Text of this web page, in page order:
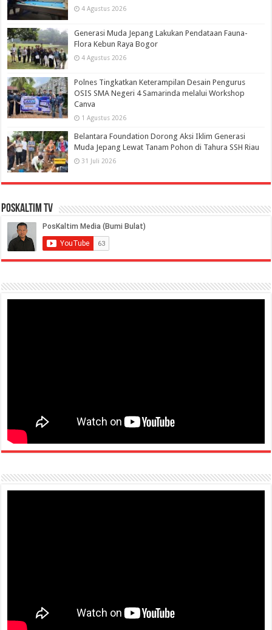
4 Agustus 2026
Generasi Muda Jepang Lakukan Pendataan Fauna-
Flora Kebun Raya Bogor
4 Agustus 2026
Polnes Tingkatkan Keterampilan Desain Pengurus
OSIS SMA Negeri 4 Samarinda melalui Workshop
Canva
1 Agustus 2026
Belantara Foundation Dorong Aksi Iklim Generasi
Muda Jepang Lewat Tanam Pohon di Tahura SSH Riau
31 Juli 2026
PosKaltim TV